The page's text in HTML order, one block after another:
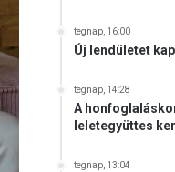
tegnap, 16:00
Új lendületet
tegnap, 14:28
A
leletegyüttes
tegnap, 13:04